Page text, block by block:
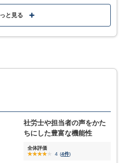
収票などインターネット上で
化に
軽に導入しやすい
で変更する必要がある
と見る
社労士や担当者の声をかた
ちにした豊富な機能性
全体評価
4 (4件)